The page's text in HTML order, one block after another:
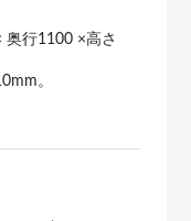
奥行1100 ×高さ
。